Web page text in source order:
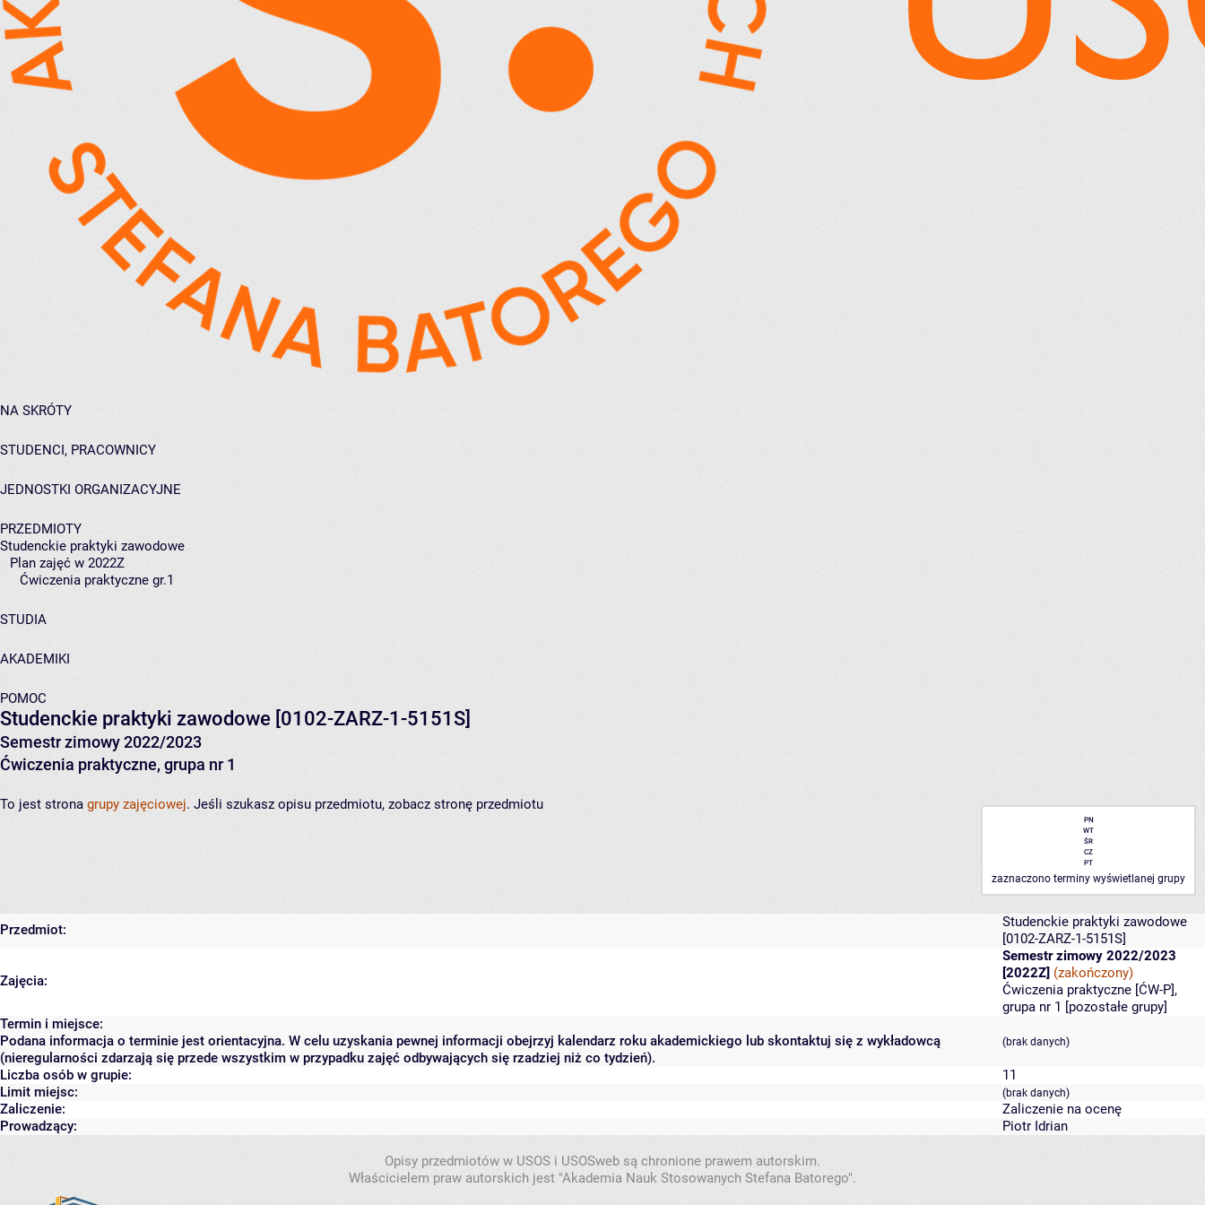
NA SKRÓTY
STUDENCI, PRACOWNICY
JEDNOSTKI ORGANIZACYJNE
PRZEDMIOTY
Studenckie praktyki zawodowe
Plan zajęć w 2022Z
Ćwiczenia praktyczne gr.1
STUDIA
AKADEMIKI
POMOC
Studenckie praktyki zawodowe [0102-ZARZ-1-5151S]
Semestr zimowy 2022/2023
Ćwiczenia praktyczne, grupa nr 1
PN
WT
ŚR
CZ
PT
zaznaczono terminy wyświetlanej grupy
To jest strona grupy zajęciowej. Jeśli szukasz opisu przedmiotu, zobacz stronę przedmiotu
Przedmiot:
Studenckie praktyki zawodowe
[0102-ZARZ-1-5151S]
Zajęcia:
Semestr zimowy 2022/2023
[2022Z] (zakończony)
Ćwiczenia praktyczne [ĆW-P],
grupa nr 1 [pozostałe grupy]
Termin i miejsce:
Podana informacja o terminie jest orientacyjna. W celu uzyskania pewnej informacji obejrzyj kalendarz roku akademickiego lub skontaktuj się z wykładowcą
(nieregularności zdarzają się przede wszystkim w przypadku zajęć odbywających się rzadziej niż co tydzień).
(brak danych)
Liczba osób w grupie:
11
Limit miejsc:
(brak danych)
Zaliczenie:
Zaliczenie na ocenę
Prowadzący:
Piotr Idrian
Opisy przedmiotów w USOS i USOSweb są chronione prawem autorskim.
Właścicielem praw autorskich jest "Akademia Nauk Stosowanych Stefana Batorego".